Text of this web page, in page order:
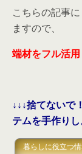
こちらの記事
ますので、
端材をフル活用
↓↓↓捨てないで
テムを手作り
暮らしに役立つ